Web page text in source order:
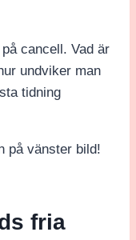
cancell. Vad är
undviker man
tidning
på vänster bild!
fria